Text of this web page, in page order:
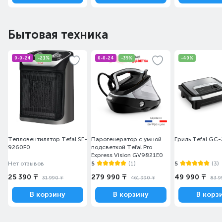
после уборки без контакта с грязью.
Рекомендации по выбору моющего
средства
Бытовая техника
0-0-24 -21%
Тепловентилятор Tefal SE-
9260F0
Нет отзывов
25 390 ₸ 31 990 ₸
В корзину
0-0-24 -39%
Парогенератор с умной
подсветкой Tefal Pro
Express Vision GV9821E0
5
(1)
279 990 ₸ 461 990 ₸
В корзину
-40%
Гриль Tefal
5 (3)
49 990 ₸ 83
В